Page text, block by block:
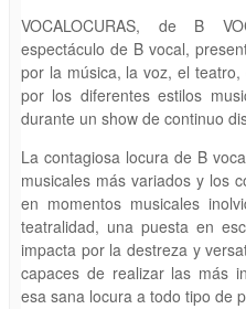
VOCALOCURAS, de B
espectáculo de B vocal,
por la música, la voz, el
por los diferentes estilos
durante un show de continuo
La contagiosa locura de B
musicales más variados y los
en momentos musicales
teatralidad, una puesta en
impacta por la destreza y
capaces de realizar las más
esa sana locura a todo tipo de